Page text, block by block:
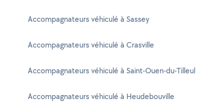
Accompagnateurs véhiculé à Sassey
Accompagnateurs véhiculé à Crasville
Accompagnateurs véhiculé à Saint-Ouen-du-Tilleul
Accompagnateurs véhiculé à Heudebouville